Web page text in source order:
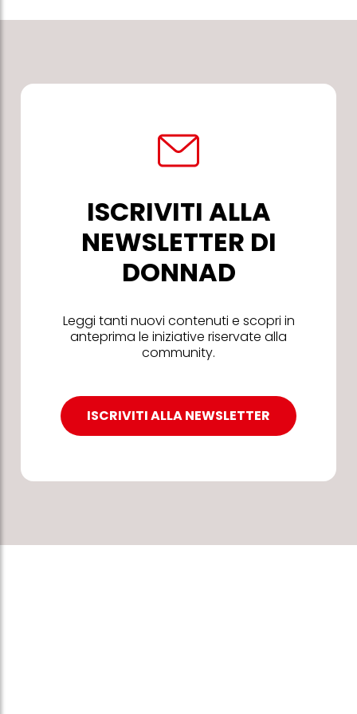
ISCRIVITI ALLA
NEWSLETTER DI
DONNAD
Leggi tanti nuovi contenuti e scopri in
anteprima le iniziative riservate alla
community.
ISCRIVITI ALLA NEWSLETTER